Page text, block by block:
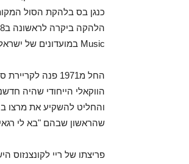
כנגן בס בלהקת הסול
Music במועדונים של ישראל.
החל מ1971 פנה
שהראשון שבהם "בא לי רגאיי" (1981) נחשב בעיני רבים לאלבום הרגאיי